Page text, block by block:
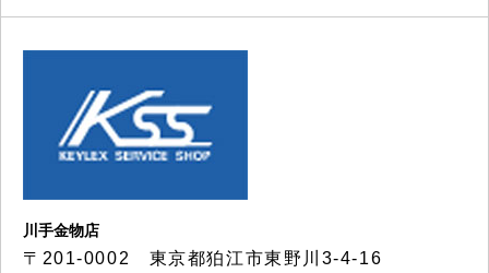
川手金物店
〒201-0002 東京都狛江市東野川3-4-16